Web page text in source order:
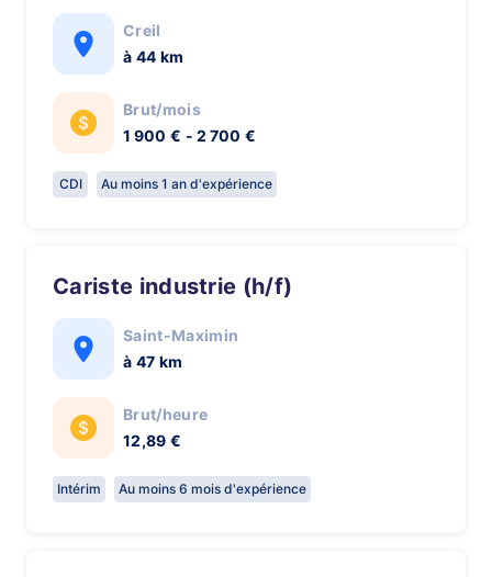
Creil
à 44 km
Brut/mois
1 900 € - 2 700 €
CDI Au moins 1 an d'expérience
Cariste industrie (h/f)
Saint-Maximin
à 47 km
Brut/heure
12,89 €
Intérim Au moins 6 mois d'expérience